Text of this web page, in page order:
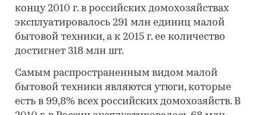
концу 2010 г. в российских домохозяйствах
эксплуатировалось 291 млн единиц малой
бытовой техники, а к 2015 г. ее количество
достигнет 318 млн шт.
Самым распространенным видом малой
бытовой техники являются утюги, которые
есть в 99,8% всех российских домохозяйств. В